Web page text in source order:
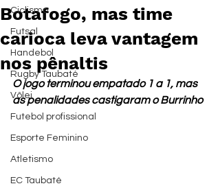
Ciclismo
Futsal
Handebol
Rugby Taubaté
Vôlei
Futebol profissional
Esporte Feminino
Atletismo
EC Taubaté
Botafogo, mas time
carioca leva vantagem
nos pênaltis
O jogo terminou empatado 1 a 1, mas
as penalidades castigaram o Burrinho